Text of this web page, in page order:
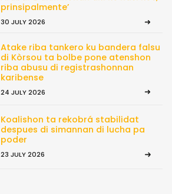
prinsipalmente’
30 JULY 2026
Atake riba tankero ku bandera falsu
di Kòrsou ta bolbe pone atenshon
riba abusu di registrashonnan
karibense
24 JULY 2026
Koalishon ta rekobrá stabilidat
despues di simannan di lucha pa
poder
23 JULY 2026